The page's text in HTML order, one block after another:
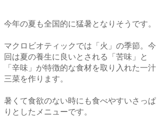
今年の夏も全国的に猛暑となりそうです。
マクロビオティックでは「火」の季節。今
回は夏の養生に良いとされる「苦味」と
「辛味」が特徴的な食材を取り入れた一汁
三菜を作ります。
暑くて食欲のない時にも食べやすいさっぱ
りとしたメニューです。